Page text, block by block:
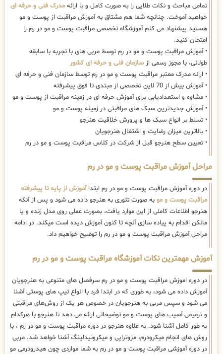
تمامی مباحث و نکات طلایی را به صورت کامل و با ارائه مدرک فنی و حرفه ای
خواهید آموخت. چنانچه شما هم مشتاق به آموزش مراقبت از پوست و مو
هستید پیشنهاد می کنم آموزشگاه تخصصی مراقبت پوست و مو در رم را
امتحان کنید.
• آموزش مراقبت پوست و مو در رم توسط مربی های با تجربه با سابقه
طولانی، با مجوز رسمی ازسازمان فنی و حرفه ای کشور
• ارائه مدرک معتبر مراقبت پوست و مو در رم توسط سازمان فنی و حرفه ای
• آموزش بیش از 70 لاین تخصصی از مبتدی تا فوق پیشرفته
• مشاوه و استعدادیابی برای آموزش حرفه ای در زمینه مراقبت از پوست و مو
• آموزش جدیدترین سبک های مراقبتی در زمینه پوست و مو
• تسلط بر انواع سبک ها و پرورش خلاقیت هنرجو
• بالاترین میزان رضایت و اشتغال هنرجویان
• تعیین سطح هنرجو قبل از شرکت در کلاس مراقبت پوست و مو در رم
مراحل آموزش مراقبت پوست و مو در رم
در دوره آموزش مراقبت پوست و مو در رم ابتداآموزش از پایه تا پیشرفته
مراقبت پوست و مو به صورت تئوری به هنرجو داده می شود و پس از آنکه
هنرجو اطلاعات کاملی از این موارد یافت، بصورت عملی روی مدل زنده و یا
مانکن اقدام به پیاده سازی آنچه تا کنون آموزش دیده است میکند. در ادامه
مراحل آموزش مراقبت پوست و مو در رم را توضیح خواهیم داد.
آموزش مهمترین نکات آموزشگاه مراقبت پوست و مو در رم
در دوره اموزش مراقبت پوست و مو در رم سرفصل های متنوعی به هنرجویان
آموزش داده می شود، به طوری که در ابتدا فرد با انواع تیپ های پوستی آشنا
می شود و سپس مربی به هنرجویان در خصوص هر یک از روش‌های مراقبتی
و ترمیمی آسیب های پوست و مو توضیحاتی ارائه می دهد تا هنرجو با هرکدام
به طور کامل آشنا شود. به علاوه هنرجو در دوره مراقبت پوست و مو در رم ، با
روش های انجام میکرودرم، مزوتراپی و میکرونیدلینگ آشنا خواهد شد. مربی
در دوره آموزشی مراقبت پوست و مو در رم به شما مواردی چون هیدرودرمی مو